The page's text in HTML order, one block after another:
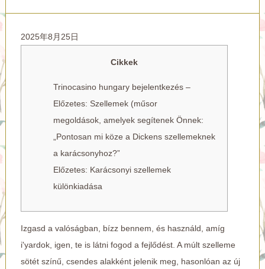
2025年8月25日
Cikkek
Trinocasino hungary bejelentkezés –
Előzetes: Szellemek (műsor
megoldások, amelyek segítenek Önnek:
„Pontosan mi köze a Dickens szellemeknek
a karácsonyhoz?”
Előzetes: Karácsonyi szellemek
különkiadása
Izgasd a valóságban, bízz bennem, és használd, amíg
i'yardok, igen, te is látni fogod a fejlődést. A múlt szelleme
sötét színű, csendes alakként jelenik meg, hasonlóan az új